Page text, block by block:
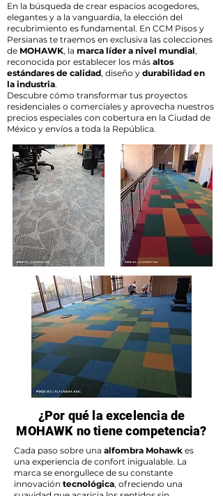
En la búsqueda de crear espacios acogedores,
elegantes y a la vanguardia, la elección del
recubrimiento es fundamental. En CCM Pisos y
Persianas te traemos en exclusiva las colecciones
de MOHAWK, la marca líder a nivel mundial,
reconocida por establecer los más altos
estándares de calidad, diseño y durabilidad en
la industria.
Descubre cómo transformar tus proyectos
residenciales o comerciales y aprovecha nuestros
precios especiales con cobertura en la Ciudad de
México y envíos a toda la República.
¿Por qué la excelencia de
MOHAWK no tiene competencia?
Cada paso sobre una alfombra Mohawk es
una experiencia de confort inigualable. La
marca se enorgullece de su constante
innovación tecnológica, ofreciendo una